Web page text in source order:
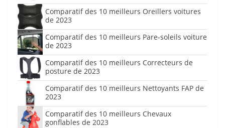
Comparatif des 10 meilleurs Oreillers voitures
de 2023
Comparatif des 10 meilleurs Pare-soleils voiture
de 2023
Comparatif des 10 meilleurs Correcteurs de
posture de 2023
Comparatif des 10 meilleurs Nettoyants FAP de
2023
Comparatif des 10 meilleurs Chevaux
gonflables de 2023